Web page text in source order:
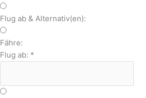
Flug ab & Alternativ(en):
Fähre:
Flug ab: *